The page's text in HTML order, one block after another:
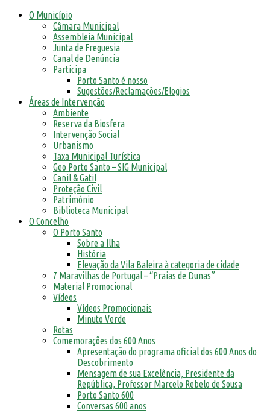
O Município
Câmara Municipal
Assembleia Municipal
Junta de Freguesia
Canal de Denúncia
Participa
Porto Santo é nosso
Sugestões/Reclamações/Elogios
Áreas de Intervenção
Ambiente
Reserva da Biosfera
Intervenção Social
Urbanismo
Taxa Municipal Turística
Geo Porto Santo – SIG Municipal
Canil & Gatil
Proteção Civil
Património
Biblioteca Municipal
O Concelho
O Porto Santo
Sobre a Ilha
História
Elevação da Vila Baleira à categoria de cidade
7 Maravilhas de Portugal – “Praias de Dunas”
Material Promocional
Vídeos
Vídeos Promocionais
Minuto Verde
Rotas
Comemorações dos 600 Anos
Apresentação do programa oficial dos 600 Anos do
Descobrimento
Mensagem de sua Excelência, Presidente da
República, Professor Marcelo Rebelo de Sousa
Porto Santo 600
Conversas 600 anos